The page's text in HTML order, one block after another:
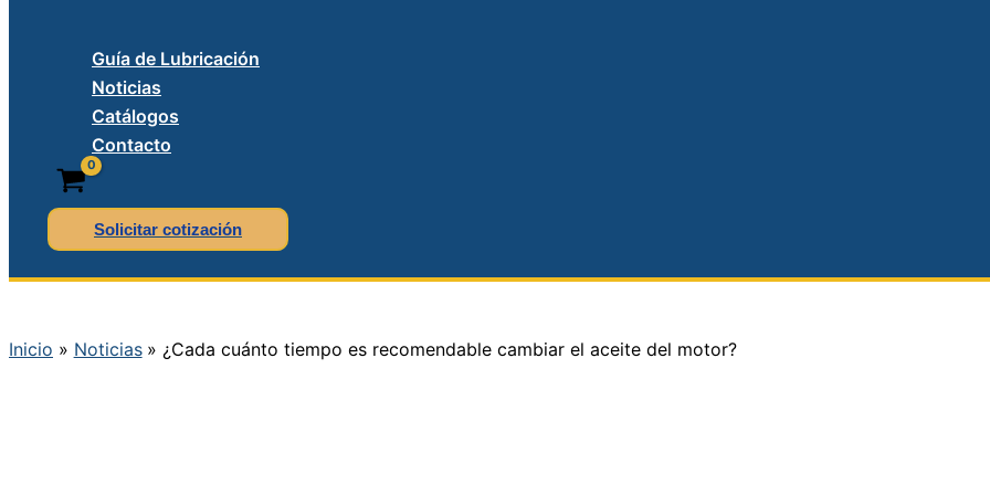
Guía de Lubricación
Noticias
Catálogos
Contacto
Solicitar cotización
Inicio Noticias ¿Cada cuánto tiempo es recomendable cambiar el aceite del motor?